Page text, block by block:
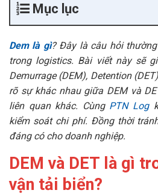
Mục lục
Dem là gì? Đây là câu hỏi
trong logistics. Bài viết này sẽ
Demurrage (DEM), Detention
rõ sự khác nhau giữa DEM và
liên quan khác. Cùng PTN Log
kiểm soát chi phí. Đồng thời
đáng có cho doanh nghiệp.
DEM và DET là gì
vận tải biển?